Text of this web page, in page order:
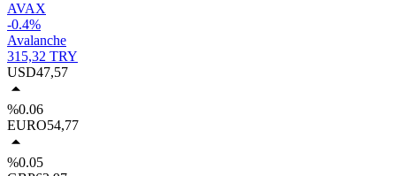
AVAX
-0.4%
Avalanche
315,32 TRY
USD47,57
%0.06
EURO54,77
%0.05